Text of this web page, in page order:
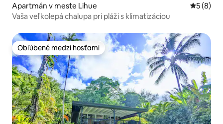
Apartmán v meste Lihue
5 (8)
Vaša veľkolepá chalupa pri pláži s klimatizáciou
Obľúbené medzi hosťami
Obľúbené medzi hosťami